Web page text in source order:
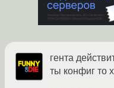
гента
ты конфиг то